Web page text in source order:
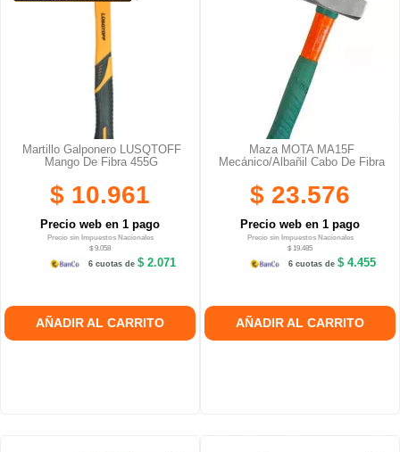
Martillo Galponero LUSQTOFF
Mango De Fibra 455G
$ 10.961
Precio web en 1 pago
Precio sin Impuestos Nacionales
$ 9.058
6 cuotas de $ 2.071
AÑADIR AL CARRITO
Maza MOTA MA15F
Mecánico/albañil Cabo De Fibra
$ 23.576
Precio web en 1 pago
Precio sin Impuestos Nacionales
$ 19.485
6 cuotas de $ 4.455
AÑADIR AL CARRITO